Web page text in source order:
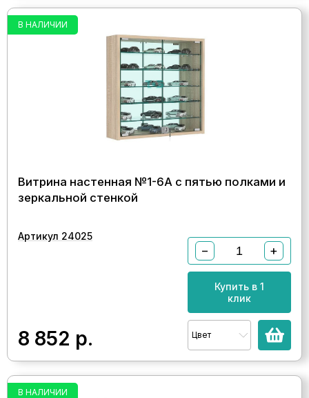
В НАЛИЧИИ
Витрина настенная №1-6А с пятью полками и
зеркальной стенкой
Артикул 24025
8 852 р.
− +
Купить в 1
клик
Цвет
В НАЛИЧИИ